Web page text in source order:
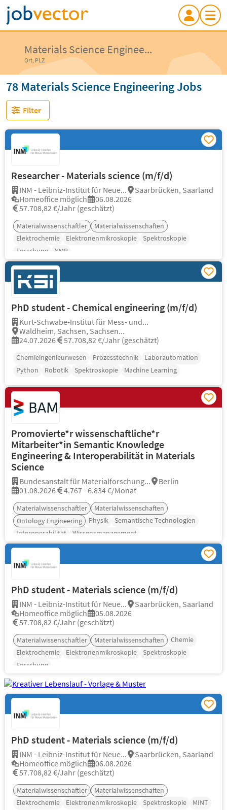
Materials Science Enginee...
Ort, PLZ
78 Materials Science Engineering Jobs
Filter
Researcher - Materials science (m/f/d)
INM - Leibniz-Institut für Neue...
Saarbrücken, Saarland
Homeoffice möglich
06.08.2026
57.708,82 €/Jahr (geschätzt)
Materialwissenschaftler
Materialwissenschaften
Elektrochemie
Elektronenmikroskopie
Spektroskopie
Forschung
NMR
PhD student - Chemical engineering (m/f/d)
Kurt-Schwabe-Institut für Mess- und...
Waldheim, Sachsen, Sachsen...
24.07.2026
57.708,82 €/Jahr (geschätzt)
Chemieingenieurwesen Prozesstechnik
Laborautomation
Python
Robotik Spektroskopie Machine Learning
Promovierte*r wissenschaftliche*r
Mitarbeiter*in Semantic Knowledge
Engineering & Interoperabilität in Materials
Science
Bundesanstalt für Materialforschung...
Berlin
01.08.2026
4.767 - 6.834 €/Monat
Materialwissenschaftler
Materialwissenschaften
Ontology Engineering
Physik
Semantische Technologien
Interoperabilität
Wissensmanagement
PhD student - Materials science (m/f/d)
INM - Leibniz-Institut für Neue...
Saarbrücken, Saarland
Homeoffice möglich
05.08.2026
57.708,82 €/Jahr (geschätzt)
Materialwissenschaftler Materialwissenschaften
Chemie
Elektrochemie
Elektronenmikroskopie
Spektroskopie
Forschung
PhD student - Materials science (m/f/d)
INM - Leibniz-Institut für Neue...
Saarbrücken, Saarland
Homeoffice möglich
06.08.2026
57.708,82 €/Jahr (geschätzt)
Materialwissenschaftler
Materialwissenschaften
Elektrochemie
Elektronenmikroskopie Spektroskopie
MINT